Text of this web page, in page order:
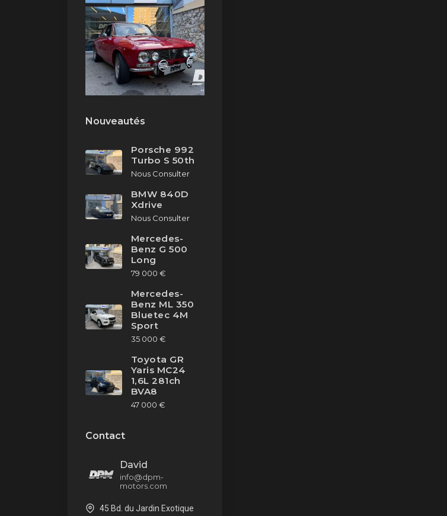
Nouveautés
Porsche 992
Turbo S 50th
Nous Consulter
BMW 840D
Xdrive
Nous Consulter
Mercedes-
Benz G 500
Long
79 000 €
Mercedes-
Benz ML 350
Bluetec 4M
Sport
35 000 €
Toyota GR
Yaris MC24
1,6L 281ch
BVA8
47 000 €
Contact
David
info@dpm-
motors.com
45 Bd. du Jardin Exotique